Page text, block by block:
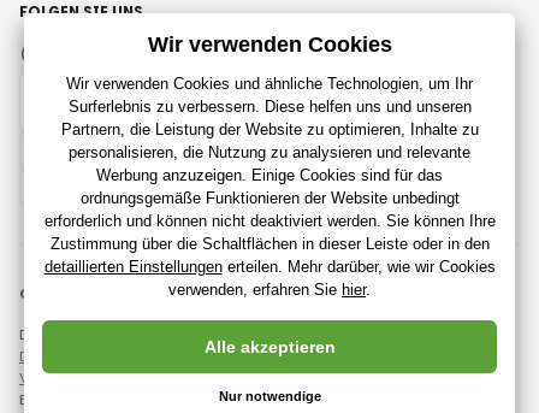
Deutsch
FOLGEN SIE UNS
Instagram
© 2018 - 2026 RajSpielzeug.de, Alle Rechte vorbehalten
Diese Seite ist durch reCAPTCHA geschützt und es gelten
DatenschutzbestimmungenUnternehmen Google und deren
Vertragsbedingungen.
Erstellung leistungsstarker Online-Shops ab